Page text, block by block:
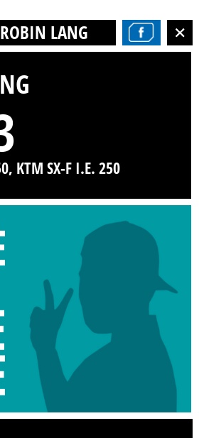
LANG
KTM SX-F I.E. 250